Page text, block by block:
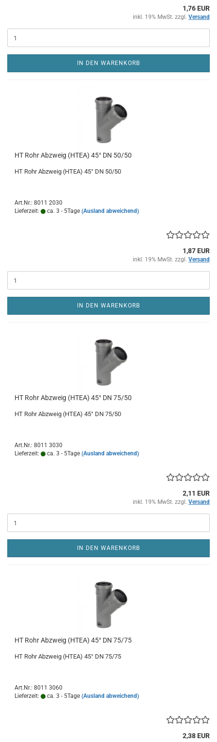
1,76 EUR
inkl. 19% MwSt. zzgl. Versand
IN DEN WARENKORB
HT Rohr Abzweig (HTEA) 45° DN 50/50
HT Rohr Abzweig (HTEA) 45° DN 50/50
Art.Nr.: 8011 2030
Lieferzeit:
ca. 3 - 5Tage (Ausland abweichend)
1,87 EUR
inkl. 19% MwSt. zzgl. Versand
IN DEN WARENKORB
HT Rohr Abzweig (HTEA) 45° DN 75/50
HT Rohr Abzweig (HTEA) 45° DN 75/50
Art.Nr.: 8011 3030
Lieferzeit:
ca. 3 - 5Tage (Ausland abweichend)
2,11 EUR
inkl. 19% MwSt. zzgl. Versand
IN DEN WARENKORB
HT Rohr Abzweig (HTEA) 45° DN 75/75
HT Rohr Abzweig (HTEA) 45° DN 75/75
Art.Nr.: 8011 3060
Lieferzeit:
ca. 3 - 5Tage (Ausland abweichend)
2,38 EUR